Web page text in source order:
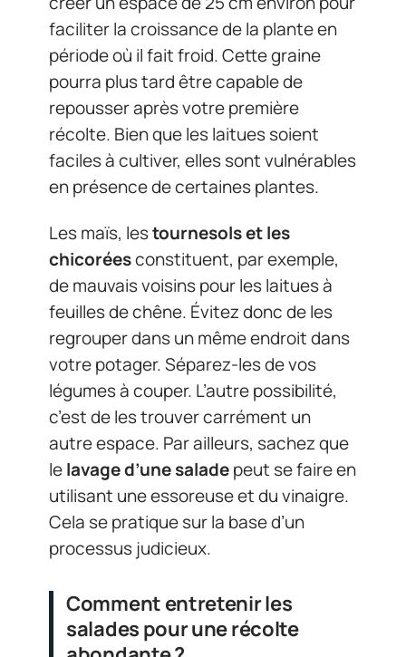
faciliter la croissance de la plante en
période où il fait froid. Cette graine
pourra plus tard être capable de
repousser après votre première
récolte. Bien que les laitues soient
faciles à cultiver, elles sont vulnérables
en présence de certaines plantes.
Les maïs, lestournesols et les
chicoréesconstituent, par exemple,
de mauvais voisins pour les laitues à
feuilles de chêne. Évitez donc de les
regrouper dans un même endroit dans
votre potager. Séparez-les de vos
légumes à couper. L’autre possibilité,
c’est de les trouver carrément un
autre espace. Par ailleurs, sachez que
lelavage d’une saladepeut se faire en
utilisant une essoreuse et du vinaigre.
Cela se pratique sur la base d’un
processus judicieux.
Comment entretenir les
salades pour une récolte